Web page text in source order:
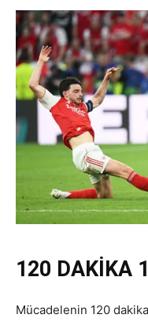
120 DAKİKA
Mücadelenin 120